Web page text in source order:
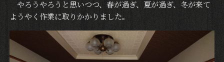
やろうやろうと思いつつ、春が過ぎ、夏が過ぎ、冬が来て
ようやく作業に取りかかりました。